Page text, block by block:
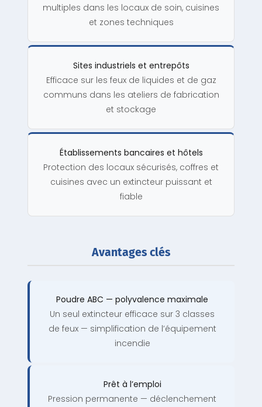
multiples dans les locaux de soin, cuisines
et zones techniques
Sites industriels et entrepôts
Efficace sur les feux de liquides et de gaz
communs dans les ateliers de fabrication
et stockage
Établissements bancaires et hôtels
Protection des locaux sécurisés, coffres et
cuisines avec un extincteur puissant et
fiable
Avantages clés
Poudre ABC — polyvalence maximale
Un seul extincteur efficace sur 3 classes
de feux — simplification de l’équipement
incendie
Prêt à l’emploi
Pression permanente — déclenchement